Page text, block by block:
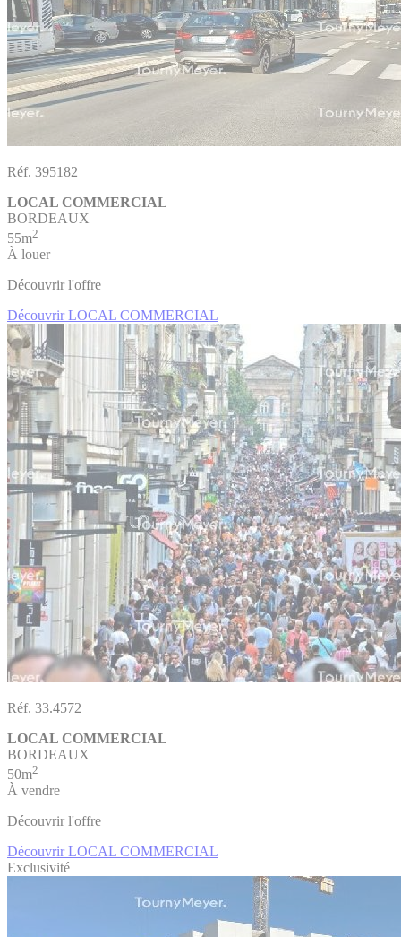
Réf. 395182
LOCAL COMMERCIAL
BORDEAUX
55m2
À louer
Découvrir l'offre
Découvrir LOCAL COMMERCIAL
Réf. 33.4572
LOCAL COMMERCIAL
BORDEAUX
50m2
À vendre
Découvrir l'offre
Découvrir LOCAL COMMERCIAL
Exclusivité